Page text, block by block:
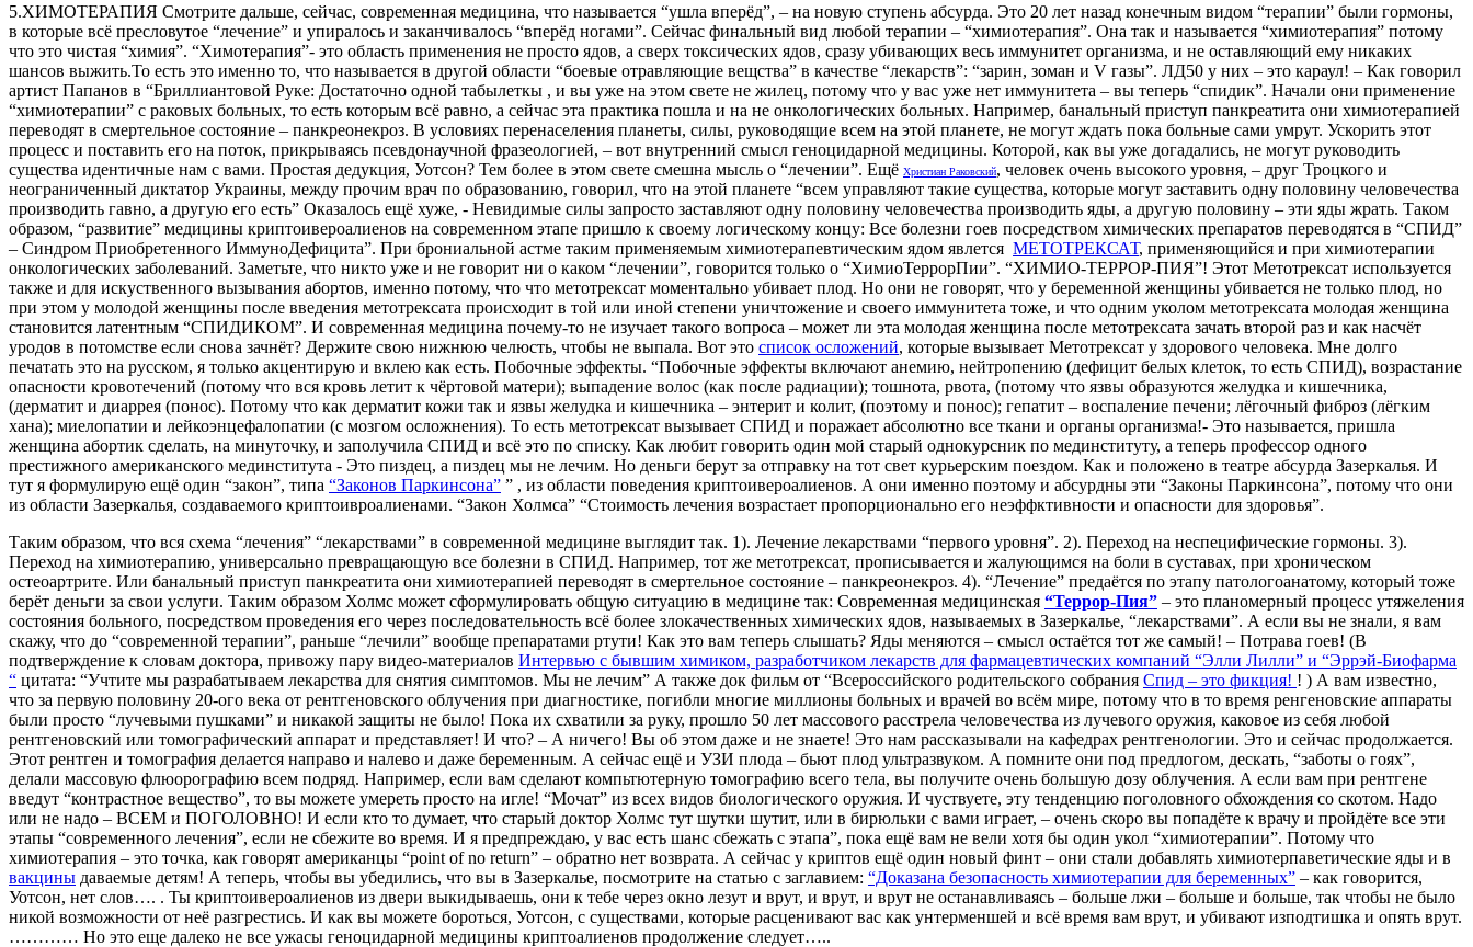
5.ХИМОТЕРАПИЯ Смотрите дальше, сейчас, современная медицина, что называется “ушла вперёд”, – на новую ступень абсурда. Это 20 лет назад конечным видом “терапии” были гормоны,
в которые всё пресловутое “лечение” и упиралось и заканчивалось “вперёд ногами”. Сейчас финальный вид любой терапии – “химиотерапия”. Она так и называется “химиотерапия” потому
что это чистая “химия”. “Химотерапия”- это область применения не просто ядов, а сверх токсических ядов, сразу убивающих весь иммунитет организма, и не оставляющий ему никаких
шансов выжить.То есть это именно то, что называется в другой области “боевые отравляющие вещства” в качестве “лекарств”: “зарин, зоман и V газы”. ЛД50 у них – это караул! – Как говорил
артист Папанов в “Бриллиантовой Руке: Достаточно одной табылеткы , и вы уже на этом свете не жилец, потому что у вас уже нет иммунитета – вы теперь “спидик”. Начали они применение
“химиотерапии” с раковых больных, то есть которым всё равно, а сейчас эта практика пошла и на не онкологических больных. Например, банальный приступ панкреатита они химиотерапией
переводят в смертельное состояние – панкреонекроз. В условиях перенаселения планеты, силы, руководящие всем на этой планете, не могут ждать пока больные сами умрут. Ускорить этот
процесс и поставить его на поток, прикрываясь псевдонаучной фразеологией, – вот внутренний смысл геноцидарной медицины. Которой, как вы уже догадались, не могут руководить
существа идентичные нам с вами. Простая дедукция, Уотсон? Тем более в этом свете смешна мысль о “лечении”. Ещё Христиан Раковский, человек очень высокого уровня, – друг Троцкого и
неограниченный диктатор Украины, между прочим врач по образованию, говорил, что на этой планете “всем управляют такие существа, которые могут заставить одну половину человечества
производить гавно, а другую его есть” Оказалось ещё хуже, - Невидимые силы запросто заставляют одну половину человечества производить яды, а другую половину – эти яды жрать. Таком
образом, “развитие” медицины криптоивероалиенов на современном этапе пришло к своему логическому концу: Все болезни гоев посредством химических препаратов переводятся в “СПИД”
– Синдром Приобретенного ИммуноДефицита”. При брониальной астме таким применяемым химиотерапевтическим ядом явлется МЕТОТРЕКСАТ, применяющийся и при химиотерапии
онкологических заболеваний. Заметьте, что никто уже и не говорит ни о каком “лечении”, говорится только о “ХимиоТеррорПии”. “ХИМИО-ТЕРРОР-ПИЯ”! Этот Метотрексат используется
также и для искуственного вызывания абортов, именно потому, что что метотрексат моментально убивает плод. Но они не говорят, что у беременной женщины убивается не только плод, но
при этом у молодой женщины после введения метотрексата происходит в той или иной степени уничтожение и своего иммунитета тоже, и что одним уколом метотрексата молодая женщина
становится латентным “СПИДИКОМ”. И современная медицина почему-то не изучает такого вопроса – может ли эта молодая женщина после метотрексата зачать второй раз и как насчёт
уродов в потомстве если снова зачнёт? Держите свою нижнюю челюсть, чтобы не выпала. Вот это список осложений, которые вызывает Метотрексат у здорового человека. Мне долго
печатать это на русском, я только акцентирую и вклею как есть. Побочные эффекты. “Побочные эффекты включают анемию, нейтропению (дефицит белых клеток, то есть СПИД), возрастание
опасности кровотечений (потому что вся кровь летит к чёртовой матери); выпадение волос (как после радиации); тошнота, рвота, (потому что язвы образуются желудка и кишечника,
(дерматит и диаррея (понос). Потому что как дерматит кожи так и язвы желудка и кишечника – энтерит и колит, (поэтому и понос); гепатит – воспаление печени; лёгочный фиброз (лёгким
хана); миелопатии и лейкоэнцефалопатии (с мозгом осложнения). То есть метотрексат вызывает СПИД и поражает абсолютно все ткани и органы организма!- Это называется, пришла
женщина абортик сделать, на минуточку, и заполучила СПИД и всё это по списку. Как любит говорить один мой старый однокурсник по мединституту, а теперь профессор одного
престижного американского мединститута - Это пиздец, а пиздец мы не лечим. Но деньги берут за отправку на тот свет курьерским поездом. Как и положено в театре абсурда Зазеркалья. И
тут я формулирую ещё один “закон”, типа “Законов Паркинсона” ” , из области поведения криптоивероалиенов. А они именно поэтому и абсурдны эти “Законы Паркинсона”, потому что они
из области Зазеркалья, создаваемого криптоивроалиенами. “Закон Холмса” “Стоимость лечения возрастает пропорционально его неэффктивности и опасности для здоровья”.
Таким образом, что вся схема “лечения” “лекарствами” в современной медицине выглядит так. 1). Лечение лекарствами “первого уровня”. 2). Переход на неспецифические гормоны. 3).
Переход на химиотерапию, универсально превращающую все болезни в СПИД. Например, тот же метотрексат, прописывается и жалующимся на боли в суставах, при хроническом
остеоартрите. Или банальный приступ панкреатита они химиотерапией переводят в смертельное состояние – панкреонекроз. 4). “Лечение” предаётся по этапу патологоанатому, который тоже
берёт деньги за свои услуги. Таким образом Холмс может сформулировать общую ситуацию в медицине так: Современная медицинская “Террор-Пия” – это планомерный процесс утяжеления
состояния больного, посредством проведения его через последовательность всё более злокачественных химических ядов, называемых в Зазеркалье, “лекарствами”. А если вы не знали, я вам
скажу, что до “современной терапии”, раньше “лечили” вообще препаратами ртути! Как это вам теперь слышать? Яды меняются – смысл остаётся тот же самый! – Потрава гоев! (В
подтверждение к словам доктора, привожу пару видео-материалов Интервью с бывшим химиком, разработчиком лекарств для фармацевтических компаний “Элли Лилли” и “Эррэй-Биофарма
“ цитата: “Учтите мы разрабатываем лекарства для снятия симптомов. Мы не лечим” А также док фильм от “Всероссийского родительского собрания Спид – это фикция! ! ) А вам известно,
что за первую половину 20-ого века от рентгеновского облучения при диагностике, погибли многие миллионы больных и врачей во всём мире, потому что в то время ренгеновские аппараты
были просто “лучевыми пушками” и никакой защиты не было! Пока их схватили за руку, прошло 50 лет массового расстрела человечества из лучевого оружия, каковое из себя любой
рентгеновский или томографический аппарат и представляет! И что? – А ничего! Вы об этом даже и не знаете! Это нам рассказывали на кафедрах рентгенологии. Это и сейчас продолжается.
Этот рентген и томография делается направо и налево и даже беременным. А сейчас ещё и УЗИ плода – бьют плод ультразвуком. А помните они под предлогом, дескать, “заботы о гоях”,
делали массовую флюорографию всем подряд. Например, если вам сделают компьтютерную томографию всего тела, вы получите очень большую дозу облучения. А если вам при рентгене
введут “контрастное вещество”, то вы можете умереть просто на игле! “Мочат” из всех видов биологического оружия. И чуствуете, эту тенденцию поголовного обхождения со скотом. Надо
или не надо – ВСЕМ и ПОГОЛОВНО! И если кто то думает, что старый доктор Холмс тут шутки шутит, или в бирюльки с вами играет, – очень скоро вы попадёте к врачу и пройдёте все эти
этапы “современного лечения”, если не сбежите во время. И я предпреждаю, у вас есть шанс сбежать с этапа”, пока ещё вам не вели хотя бы один укол “химиотерапии”. Потому что
химиотерапия – это точка, как говорят американцы “point of no return” – обратно нет возврата. А сейчас у криптов ещё один новый финт – они стали добавлять химиотерпаветические яды и в
вакцины даваемые детям! А теперь, чтобы вы убедились, что вы в Зазеркалье, посмотрите на статью с заглавием: “Доказана безопасность химиотерапии для беременных” – как говорится,
Уотсон, нет слов…. . Ты криптоивероалиенов из двери выкидываешь, они к тебе через окно лезут и врут, и врут, и врут не останавливаясь – больше лжи – больше и больше, так чтобы не было
никой возможности от неё разгрестись. И как вы можете бороться, Уотсон, с существами, которые расценивают вас как унтерменшей и всё время вам врут, и убивают изподтишка и опять врут.
………… Но это еще далеко не все ужасы геноцидарной медицины криптоалиенов продолжение следует…..